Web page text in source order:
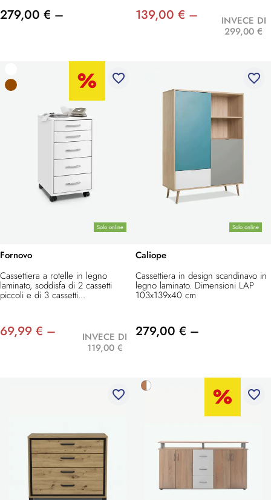
279,00 € – 139,00 € –
INVECE DI
299,00 €
Solo online
favorite_border
Fornovo
Cassettiera a rotelle in legno
laminato, soddisfa di 2 cassetti
piccoli e di 3 cassetti...
69,99 € –
INVECE DI
119,00 €
Solo online
favorite_border
Caliope
Cassettiera in design scandinavo in
legno laminato. Dimensioni LAP
103x139x40 cm
279,00 € –
favorite_border favorite_border